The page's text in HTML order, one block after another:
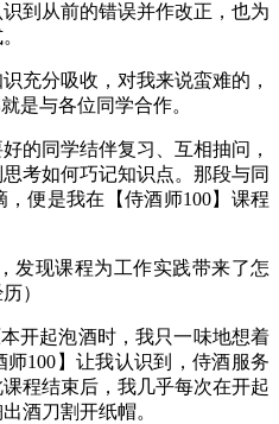
到从前的错误并作改正，也为
充分吸收，对我来说蛮难的，
是与各位同学合作。
的同学结伴复习、互相抽问，
考如何巧记知识点。那段与同
便是我在【侍酒师100】课程
发现课程为工作实践带来了怎
）
开起泡酒时，我只一味地想着
100】让我认识到，侍酒服务
程结束后，我几乎每次在开起
酒刀割开纸帽。